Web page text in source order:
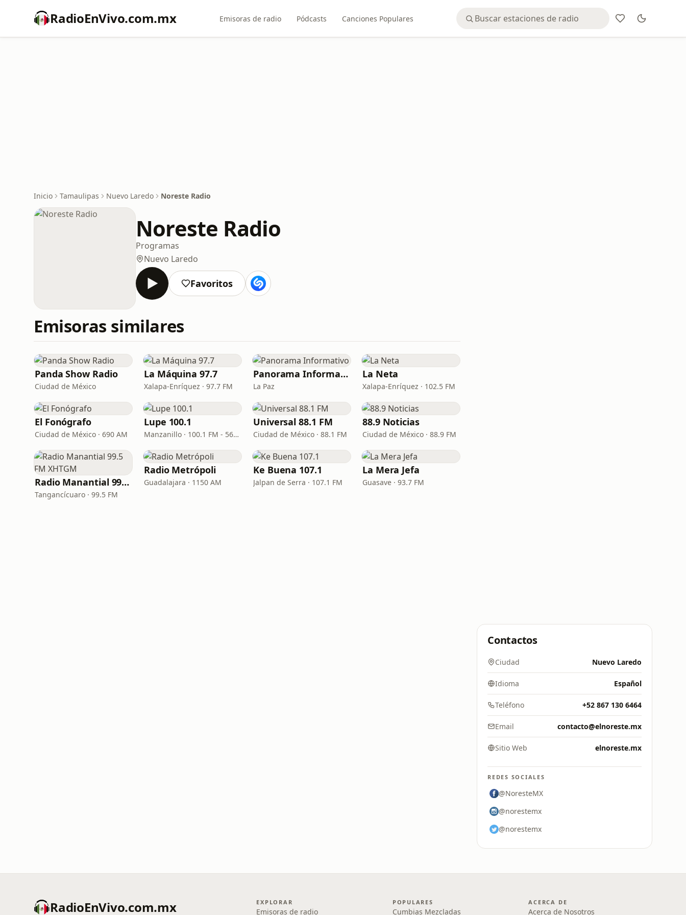
RadioEnVivo.com.mx Emisoras de radio Pódcasts Canciones Populares
Inicio Tamaulipas Nuevo Laredo Noreste Radio
Noreste Radio
Programas
Nuevo Laredo
Favoritos
Emisoras similares
Panda Show Radio
Ciudad de México
La Máquina 97.7
Xalapa-Enríquez · 97.7 FM
Panorama Informativo
La Paz
La Neta
Xalapa-Enríquez · 102.5 FM
El Fonógrafo
Ciudad de México · 690 AM
Lupe 100.1
Manzanillo · 100.1 FM - 560 AM
Universal 88.1 FM
Ciudad de México · 88.1 FM
88.9 Noticias
Ciudad de México · 88.9 FM
Radio Manantial 99.5 FM XHTGM
Tangancícuaro · 99.5 FM
Radio Metrópoli
Guadalajara · 1150 AM
Ke Buena 107.1
Jalpan de Serra · 107.1 FM
La Mera Jefa
Guasave · 93.7 FM
Contactos
Ciudad Nuevo Laredo
Idioma Español
Teléfono +52 867 130 6464
Email contacto@elnoreste.mx
Sitio Web elnoreste.mx
REDES SOCIALES
@NoresteMX
@norestemx
@norestemx
RadioEnVivo.com.mx EXPLORAR
Emisoras de radio
POPULARES
Cumbias Mezcladas
ACERCA DE
Acerca de Nosotros